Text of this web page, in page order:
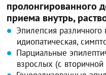
пролонгированного
приема внутрь,
Эпилепсия различного
идиопатическая,
Парциальные
взрослых (с